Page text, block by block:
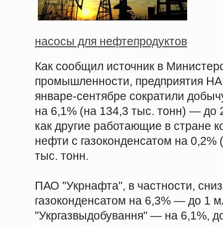
насосы для нефтепродуктов
Как сообщил источник в
промышленности, предприятия
январе-сентябре сократили
на 6,1% (на 134,3 тыс. тонн) — до
как другие работающие в стране
нефти с газоконденсатом на
тыс. тонн.
ПАО "Укрнафта", в частности,
газоконденсатом на 6,3% — до 1
"Укргазвыдобування" — на 6,1%,